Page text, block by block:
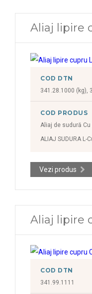
Aliaj lipire
COD DTN
341.28.1000 (kg),
COD PRODUS
Aliaj de sudură Cu
ALIAJ SUDURA L-
Vezi produs
Aliaj lipire
COD DTN
341.99.1111